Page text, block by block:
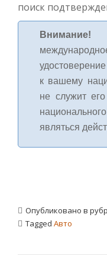
поиск
Внимание!
к вашему
не служит
являться
Опубликовано в
Tagged Авто